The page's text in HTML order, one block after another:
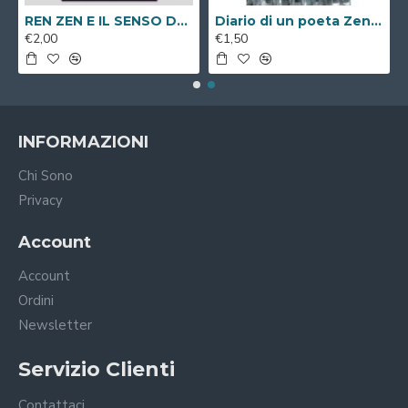
REN ZEN E IL SENSO DEL VIVERE ( Libro Digitale )
€2,00
Diario di un poeta Zen a passeggio per Roma ( Libro Digitale )
€1,50
INFORMAZIONI
Chi Sono
Privacy
Account
Account
Ordini
Newsletter
Servizio Clienti